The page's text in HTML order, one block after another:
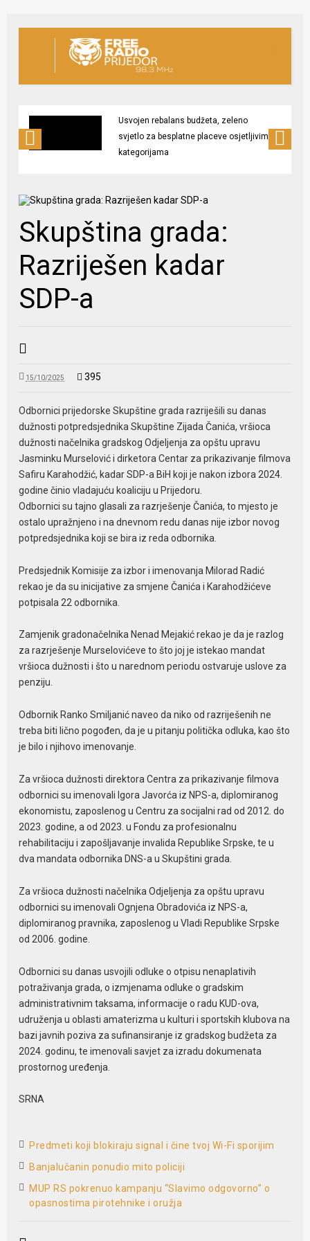
Usvojen rebalans budžeta, zeleno
svjetlo za besplatne placeve osjetljivim
kategorijama
Skupština grada:
Razriješen kadar
SDP-a
15/10/2025 395
Odbornici prijedorske Skupštine grada razriješili su danas
dužnosti potpredsjednika Skupštine Zijada Čanića, vršioca
dužnosti načelnika gradskog Odjeljenja za opštu upravu
Jasminku Murselović i dirketora Centar za prikazivanje filmova
Safiru Karahodžić, kadar SDP-a BiH koji je nakon izbora 2024.
godine činio vladajuću koaliciju u Prijedoru.
Odbornici su tajno glasali za razrješenje Čanića, to mjesto je
ostalo upražnjeno i na dnevnom redu danas nije izbor novog
potpredsjednika koji se bira iz reda odbornika.
Predsjednik Komisije za izbor i imenovanja Milorad Radić
rekao je da su inicijative za smjene Čanića i Karahodžićeve
potpisala 22 odbornika.
Zamjenik gradonačelnika Nenad Mejakić rekao je da je razlog
za razrješenje Murselovićeve to što joj je istekao mandat
vršioca dužnosti i što u narednom periodu ostvaruje uslove za
penziju.
Odbornik Ranko Smiljanić naveo da niko od razriješenih ne
treba biti lično pogođen, da je u pitanju politička odluka, kao što
je bilo i njihovo imenovanje.
Za vršioca dužnosti direktora Centra za prikazivanje filmova
odbornici su imenovali Igora Javorća iz NPS-a, diplomiranog
ekonomistu, zaposlenog u Centru za socijalni rad od 2012. do
2023. godine, a od 2023. u Fondu za profesionalnu
rehabilitaciju i zapošljavanje invalida Republike Srpske, te u
dva mandata odbornika DNS-a u Skupštini grada.
Za vršioca dužnosti načelnika Odjeljenja za opštu upravu
odbornici su imenovali Ognjena Obradovića iz NPS-a,
diplomiranog pravnika, zaposlenog u Vladi Republike Srpske
od 2006. godine.
Odbornici su danas usvojili odluke o otpisu nenaplativih
potraživanja grada, o izmjenama odluke o gradskim
administrativnim taksama, informacije o radu KUD-ova,
udruženja u oblasti amaterizma u kulturi i sportskih klubova na
bazi javnih poziva za sufinansiranje iz gradskog budžeta za
2024. godinu, te imenovali savjet za izradu dokumenata
prostornog uređenja.
SRNA
Predmeti koji blokiraju signal i čine tvoj Wi-Fi sporijim
Banjalučanin ponudio mito policiji
MUP RS pokrenuo kampanju “Slavimo odgovorno” o
opasnostima pirotehnike i oružja